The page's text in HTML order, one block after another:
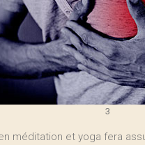
3
méditation et yoga fera